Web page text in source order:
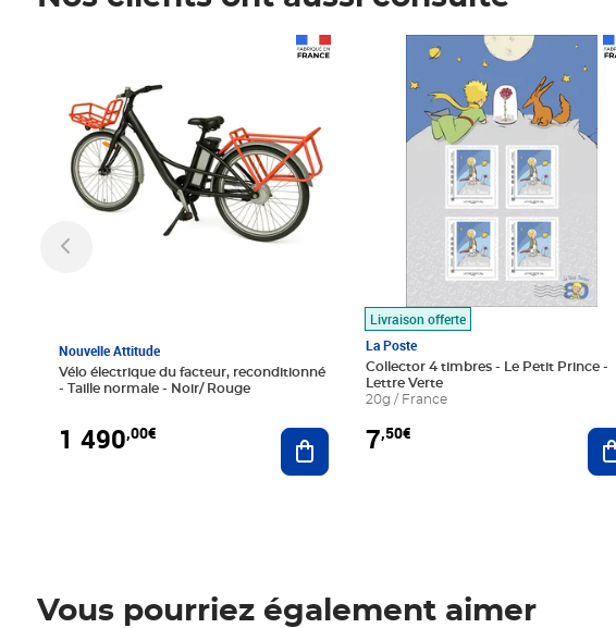
Nouvelle Attitude
Vélo électrique du facteur, reconditionné
- Taille normale - Noir/ Rouge
1 490,00€ Ajouter au panier
Livraison offerte
La Poste
Collector 4 timbres - Le Petit Prince -
Lettre Verte
20g / France
7,50€
Prix 7,50€
Vous pourriez également aimer